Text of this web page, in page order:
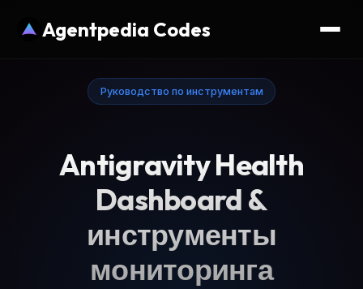
Agentpedia Codes
Руководство по инструментам
Antigravity Health
Dashboard &
инструменты
мониторинга